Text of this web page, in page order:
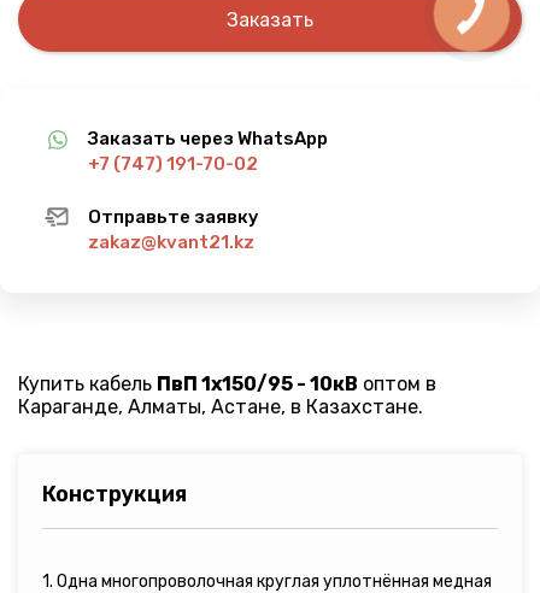
Заказать
Заказать через WhatsApp
+7 (747) 191-70-02
Отправьте заявку
zakaz@kvant21.kz
Купить кабель ПвП 1х150/95 - 10кВ оптом в
Караганде, Алматы, Астане, в Казахстане.
Конструкция
1. Одна многопроволочная круглая уплотнённая медная